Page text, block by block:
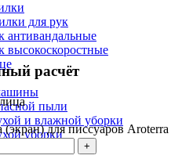
для рук
антивандальные
высокоскоростные
пыли
и влажной уборки
уборки
расчёт
(экран) для писсуаров Aroterra